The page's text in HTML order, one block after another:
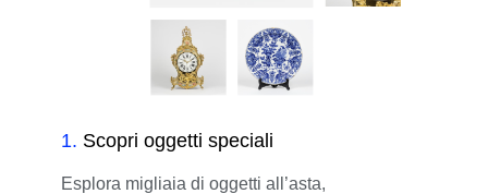
1. Scopri oggetti speciali
Esplora migliaia di oggetti all’asta,